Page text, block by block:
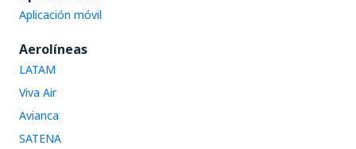
Aplicación móvil
Aerolíneas
LATAM
Viva Air
Avianca
SATENA